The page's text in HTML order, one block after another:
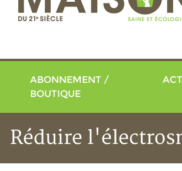
ABONNEMENT /
BOUTIQUE
Réduire